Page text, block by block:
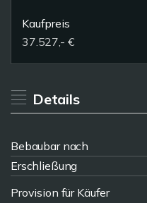
Kaufpreis
37.527,- €
Details
Bebaubar nach
Erschließung
Provision für Käufer